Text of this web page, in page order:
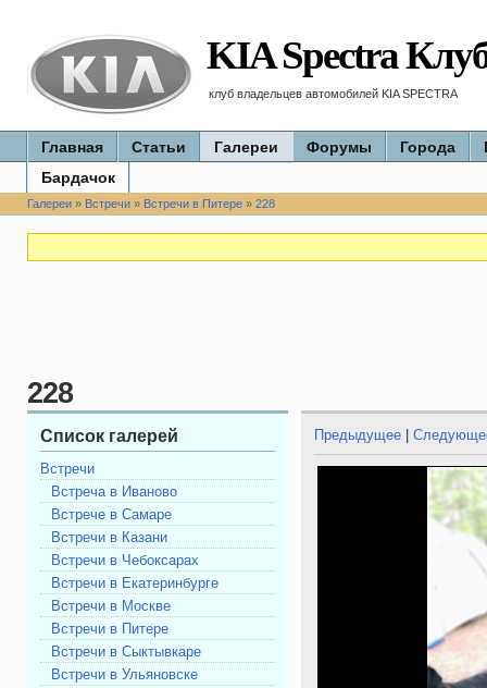
KIA Spectra
клуб владельцев автомобилей KIA SPECTRA
Главная Статьи Галереи Форумы Города
Бардачок
Галереи» Встречи» Встречи в Питере» 228
228
Список галерей
Встречи
Встреча в Иваново
Встрече в Самаре
Встречи в Казани
Встречи в Чебоксарах
Встречи в Екатеринбурге
Встречи в Москве
Встречи в Питере
Встречи в Сыктывкаре
Встречи в Ульяновске
Предыдущее|